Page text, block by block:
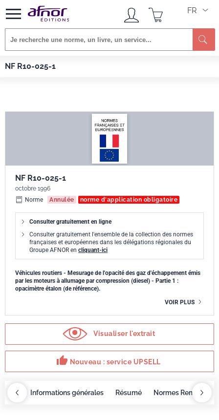
FR
NF R10-025-1
Afnor EDITIONS Normes
NF R10-025-1
octobre 1996
Norme
Annulée norme d'application obligatoire
Consulter gratuitement en ligne
Consulter gratuitement l'ensemble de la collection des normes
françaises et européennes dans les délégations régionales du
Groupe AFNOR en cliquant-ici
Véhicules routiers - Mesurage de l'opacité des gaz d'échappement émis
par les moteurs à allumage par compression (diesel) - Partie 1 :
opacimètre étalon (de référence).
VOIR PLUS
Visualiser l'extrait
thumb_up Nouveau : service UPSELL
Informations générales Résumé Normes